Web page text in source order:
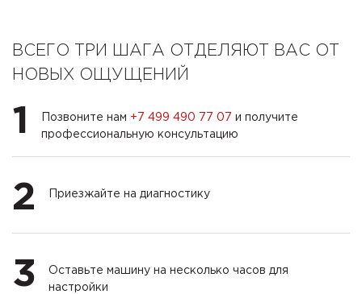
ВСЕГО ТРИ ШАГА ОТДЕЛЯЮТ ВАС ОТ
НОВЫХ ОЩУЩЕНИЙ
1 Позвоните нам +7 499 490 77 07 и получите
профессиональную консультацию
2 Приезжайте на диагностику
3
Оставьте машину на несколько часов для
настройки